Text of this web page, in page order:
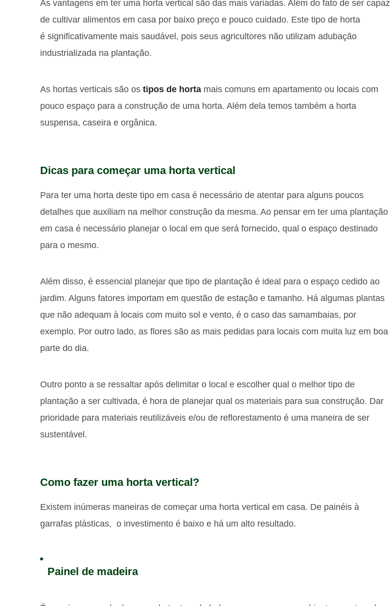
As vantagens em ter uma horta vertical são das mais variadas. Além do fato de ser capaz
de cultivar alimentos em casa por baixo preço e pouco cuidado. Este tipo de horta
é significativamente mais saudável, pois seus agricultores não utilizam adubação
industrializada na plantação.
As hortas verticais são os tipos de horta mais comuns em apartamento ou locais com
pouco espaço para a construção de uma horta. Além dela temos também a horta
suspensa, caseira e orgânica.
Dicas para começar uma horta vertical
Para ter uma horta deste tipo em casa é necessário de atentar para alguns poucos
detalhes que auxiliam na melhor construção da mesma. Ao pensar em ter uma plantação
em casa é necessário planejar o local em que será fornecido, qual o espaço destinado
para o mesmo.
Além disso, é essencial planejar que tipo de plantação é ideal para o espaço cedido ao
jardim. Alguns fatores importam em questão de estação e tamanho. Há algumas plantas
que não adequam à locais com muito sol e vento, é o caso das samambaias, por
exemplo. Por outro lado, as flores são as mais pedidas para locais com muita luz em boa
parte do dia.
Outro ponto a se ressaltar após delimitar o local e escolher qual o melhor tipo de
plantação a ser cultivada, é hora de planejar qual os materiais para sua construção. Dar
prioridade para materiais reutilizáveis e/ou de reflorestamento é uma maneira de ser
sustentável.
Como fazer uma horta vertical?
Existem inúmeras maneiras de começar uma horta vertical em casa. De painéis à
garrafas plásticas, o investimento é baixo e há um alto resultado.
Painel de madeira